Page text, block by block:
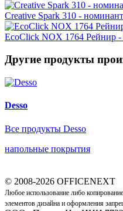
Creative Spark 310 -
EcoClick NOX 1764 Рейнир
Другие продукты
Desso
Все продукты Desso
напольные покрытия
© 2008-2026 OFFICENEXT
Любое использование либо
элементов дизайна и оформления